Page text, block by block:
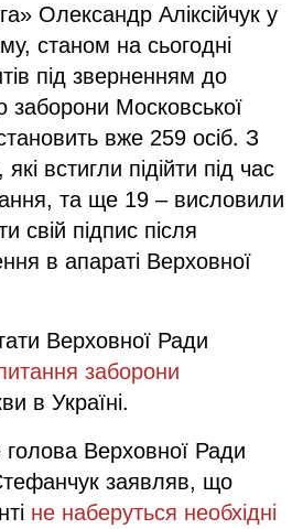
Олександр Аліксійчук у
станом на сьогодні
під зверненням до
Московської
вже 259 осіб. З
встигли підійти під час
та ще 19 – висловили
свій підпис після
в апараті Верховної
Верховної Ради
заборони
в Україні.
Верховної Ради
заявляв, що
не наберуться необхідні